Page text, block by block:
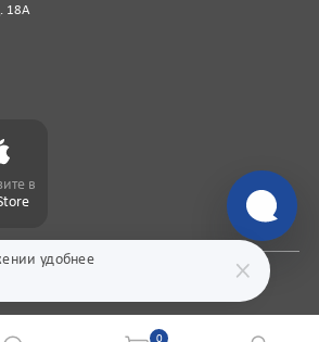
удобнее
18А
в
0